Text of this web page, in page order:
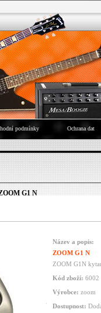
podmínky Ochrana dat
G1 N
Název a popis:
ZOOM G1 N
ZOOM G1N
Kód zboží: 6002
Výrobce: zoom
Dostupnost: